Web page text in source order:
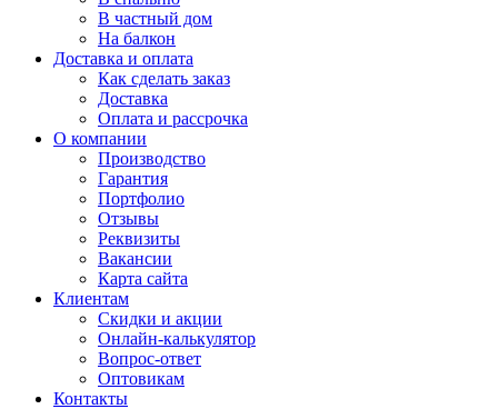
В частный дом
На балкон
Доставка и оплата
Как сделать заказ
Доставка
Оплата и рассрочка
О компании
Производство
Гарантия
Портфолио
Отзывы
Реквизиты
Вакансии
Карта сайта
Клиентам
Скидки и акции
Онлайн-калькулятор
Вопрос-ответ
Оптовикам
Контакты